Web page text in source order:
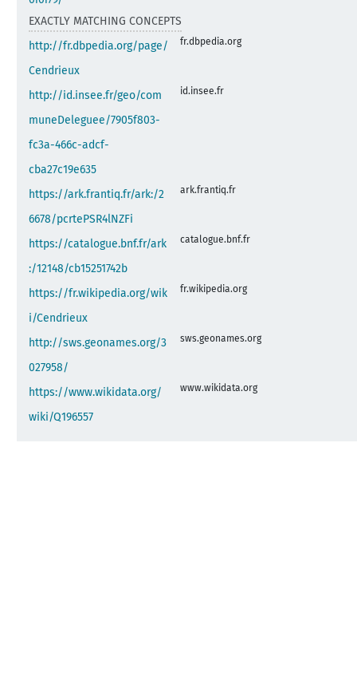
EXACTLY MATCHING CONCEPTS
http://fr.dbpedia.org/page/
Cendrieux
fr.dbpedia.org
http://id.insee.fr/geo/com
muneDeleguee/7905f803-
fc3a-466c-adcf-
cba27c19e635
id.insee.fr
https://ark.frantiq.fr/ark:/2
6678/pcrtePSR4lNZFi
ark.frantiq.fr
https://catalogue.bnf.fr/ark
:/12148/cb15251742b
catalogue.bnf.fr
https://fr.wikipedia.org/wik
i/Cendrieux
fr.wikipedia.org
http://sws.geonames.org/3
027958/
sws.geonames.org
https://www.wikidata.org/
wiki/Q196557
www.wikidata.org